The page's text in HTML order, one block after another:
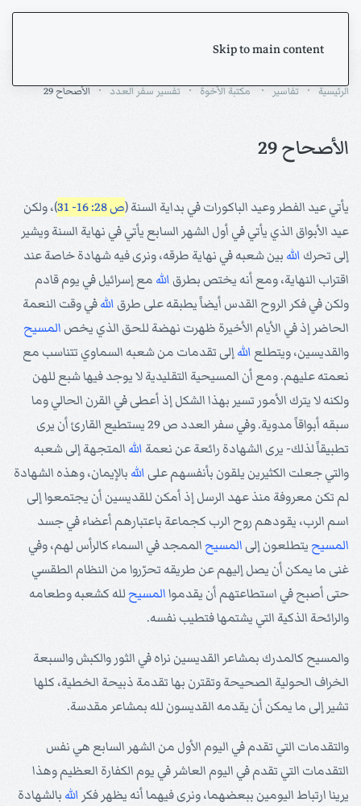
Skip to main content
الرئيسية تفاسير مكتبة الأخوة تفسير سفر العدد الأصحاح 29
الأصحاح 29
يأتي عيد الفطر وعيد الباكورات في بداية السنة (ص 28: 16- 31
)، ولكن
عيد الأبواق الذي يأتي في أول الشهر السابع يأتي في نهاية السنة ويشير
إلى تحرك الله بين شعبه في نهاية طرقه، ونرى فيه شهادة خاصة عند
اقتراب النهاية، ومع أنه يختص بطرق الله مع إسرائيل في يوم قادم
ولكن في فكر الروح القدس أيضاً يطبقه على طرق اللهفي وقت النعمة
الحاضر إذ في الأيام الأخيرة ظهرت نهضة للحق الذي يخص المسيح
والقديسين، ويتطلع اللهإلى تقدمات من شعبه السماوي تتناسب مع
نعمته عليهم. ومع أن المسيحية التقليدية لا يوجد فيها شبع للهن
ولكنه لا يترك الأمور تسير بهذا الشكل إذ أعطى في القرن الحالي وما
سبقه أبواقاً مدوية. وفي سفر العدد ص 29 يستطيع القارئ أن يرى
تطبيقاً لذلك- يرى الشهادة رائعة عن نعمة الله المتجهة إلى شعبه
والتي جعلت الكثيرين يلقون بأنفسهم على الله بالإيمان، وهذه الشهادة
لم تكن معروفة منذ عهد الرسل إذ أمكن للقديسين أن يجتمعوا إلى
اسم الرب، يقودهم روح الرب كجماعة باعتبارهم أعضاء في جسد
المسيح يتطلعون إلى المسيح الممجد في السماء كالرأس لهم، وفي
غنى ما يمكن أن يصل إليهم عن طريقه تحرّروا من النظام الطقسي
حتى أصبح في استطاعتهم أن يقدمواالمسيح لله كشعبه وطعامه
والرائحة الذكية التي يشتمها فتطيب نفسه.
والمسيح كالمدرك بمشاعر القديسين نراه في الثور والكبش والسبعة
الخراف الحولية الصحيحة وتقترن بها تقدمة ذبيحة الخطية، كلها
تشير إلى ما يمكن أن يقدمه القديسون لله بمشاعر مقدسة.
والتقدمات التي تقدم في اليوم الأول من الشهر السابع هي نفس
التقدمات التي تقدم في اليوم العاشر في يوم الكفارة العظيم وهذا
يرينا ارتباط اليومين ببعضهما، ونرى فيهما أنه يظهر فكر الله بالشهادة